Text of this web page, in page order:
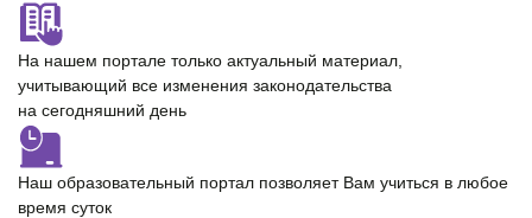
На нашем портале только актуальный материал
учитывающий все изменения законодательства
на сегодняшний день
Наш образовательный портал позволяет Вам учиться в любое
время суток